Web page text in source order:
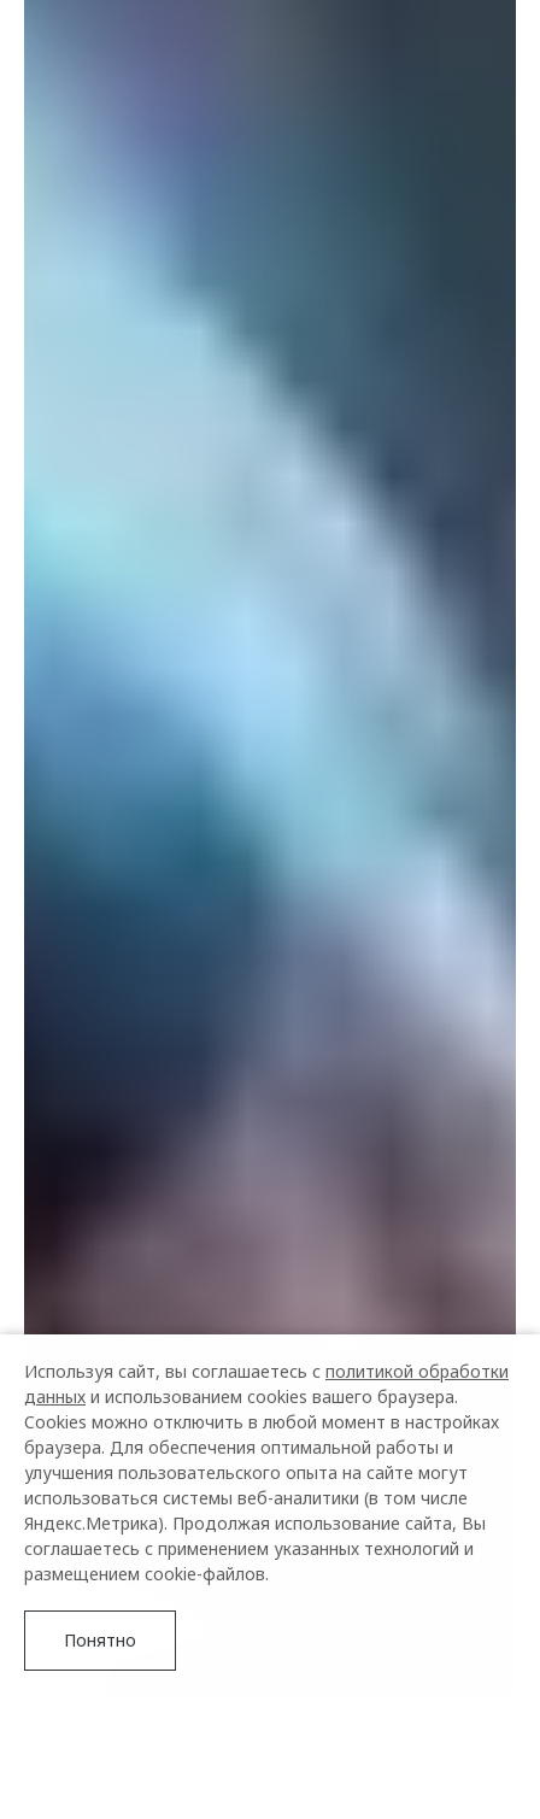
Используя сайт, вы соглашаетесь с политикой обработки
данных и использованием cookies вашего браузера.
Cookies можно отключить в любой момент в настройках
браузера. Для обеспечения оптимальной работы и
улучшения пользовательского опыта на сайте могут
использоваться системы веб-аналитики (в том числе
Яндекс.Метрика). Продолжая использование сайта, Вы
соглашаетесь с применением указанных технологий и
размещением cookie-файлов.
Понятно